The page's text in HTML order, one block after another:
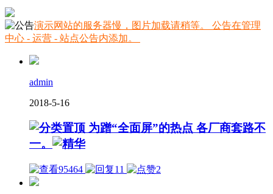
演示网站的服务器慢，图片加载请稍等。 公告在管理
中心 - 运营 - 站点公告内添加。
admin
2018-5-16
为蹭“全面屏”的热点 各厂商套路不
一。
95464 11 2